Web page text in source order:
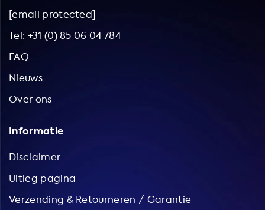
[email protected]
Tel: +31 (0) 85 06 04 784
FAQ
Nieuws
Over ons
Informatie
Disclaimer
Uitleg pagina
Verzending & Retourneren / Garantie